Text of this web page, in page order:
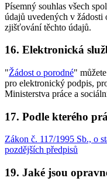
Písemný souhlas všech
údajů uvedených v
zjišťování těchto údajů.
16. Elektronická
"Žádost o porodné"
pro elektronický podpis,
Ministerstva práce a
17. Podle kterého
Zákon č. 117/1995 Sb., o
pozdějších předpisů
19. Jaké jsou